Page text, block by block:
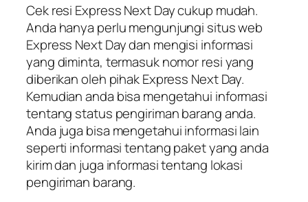
Cek resi Express Next Day cukup mudah.
Anda hanya perlu mengunjungi situs web
Express Next Day dan mengisi informasi
yang diminta, termasuk nomor resi yang
diberikan oleh pihak Express Next Day.
Kemudian anda bisa mengetahui informasi
tentang status pengiriman barang anda.
Anda juga bisa mengetahui informasi lain
seperti informasi tentang paket yang anda
kirim dan juga informasi tentang lokasi
pengiriman barang.